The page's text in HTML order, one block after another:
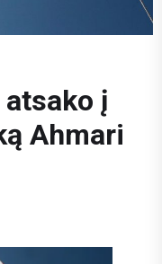
į
Ahmari